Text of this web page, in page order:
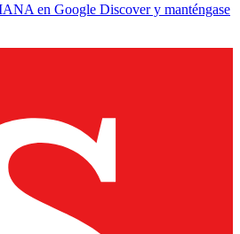
en Google Discover y manténgase